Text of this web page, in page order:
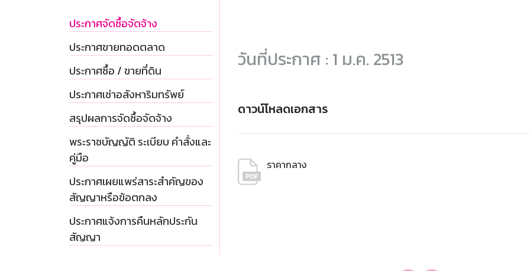
ประกาศจัดซื้อจัดจ้าง
ประกาศขายทอดตลาด
ประกาศซื้อ / ขายที่ดิน
ประกาศเช่าอสังหาริมทรัพย์
สรุปผลการจัดซื้อจัดจ้าง
พระราชบัญญัติ ระเบียบ คำสั่งและ
คู่มือ
ประกาศเผยแพร่สาระสำคัญของ
สัญญาหรือข้อตกลง
ประกาศแจ้งการคืนหลักประกัน
สัญญา
วันที่ประกาศ : 1 ม.ค. 2513
ดาวน์โหลดเอกสาร
ราคากลาง